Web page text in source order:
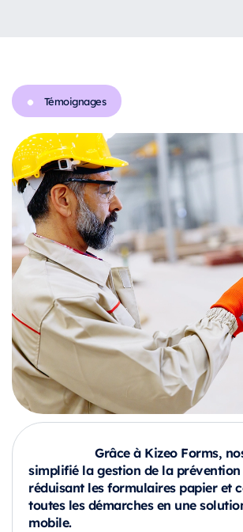
Témoignages
Grâce à Kizeo Forms,
simplifié la gestion de la prévention
réduisant les formulaires papier et
toutes les démarches en une
mobile.